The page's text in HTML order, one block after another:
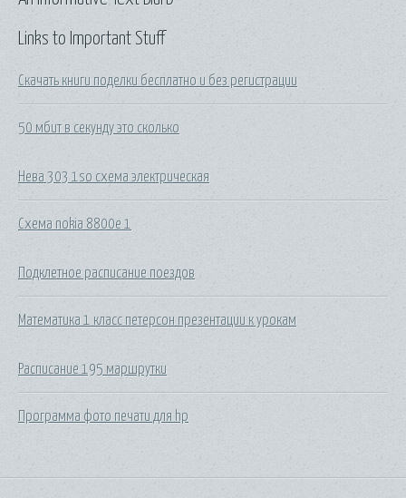
Links to Important Stuff
Скачать книги поделки бесплатно и без регистрации
50 мбит в секунду это сколько
Нева 303 1so схема электрическая
Схема nokia 8800e 1
Подклетное расписание поездов
Математика 1 класс петерсон презентации к урокам
Расписание 195 маршрутки
Программа фото печати для hp